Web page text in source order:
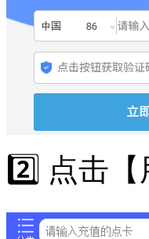
2️⃣ 点击【